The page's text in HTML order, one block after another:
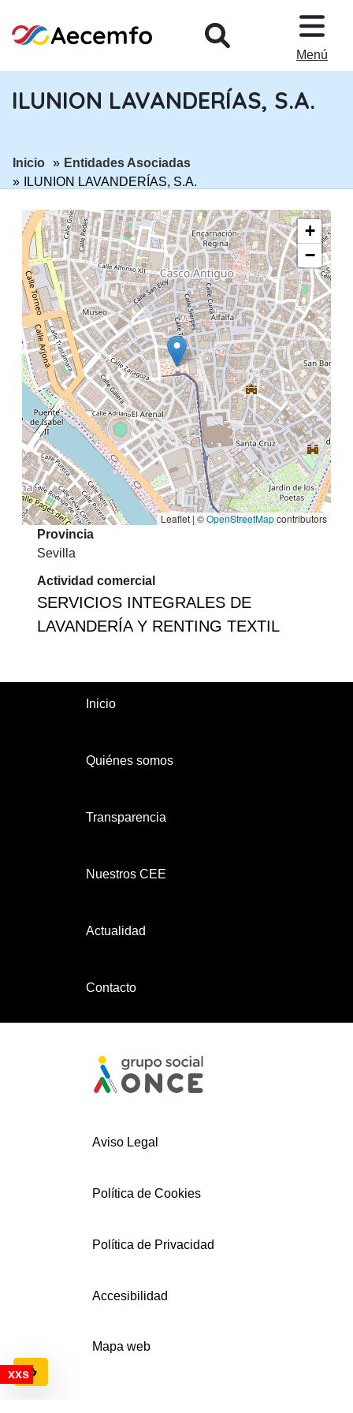
Configuración de cookies
Menú
ILUNION LAVANDERÍAS, S.A.
ir a página:
Inicio ir a página:
Entidades Asociadas
ILUNION LAVANDERÍAS, S.A.
+
−
Leaflet | ©OpenStreetMapcontributors
Provincia
Sevilla
Actividad comercial
SERVICIOS INTEGRALES DE
LAVANDERÍA Y RENTING TEXTIL
Inicio
Quiénes somos
Transparencia
Nuestros CEE
Actualidad
Contacto
Aviso Legal
Política de Cookies
Política de Privacidad
Accesibilidad
Mapa web